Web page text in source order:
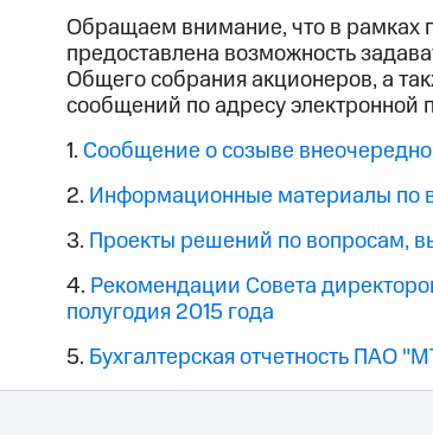
Обращаем внимание, что в рамках
предоставлена возможность
Общего собрания акционеров, а
сообщений по адресу электронной
1. Сообщение о созыве
2. Информационные материалы по
3. Проекты решений по вопросам,
4. Рекомендации Совета
полугодия 2015 года
5. Бухгалтерская отчетность ПАО